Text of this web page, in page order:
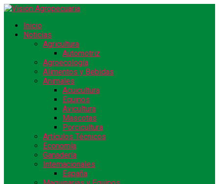
Inicio
Noticias
Agricultura
Automotriz
Agroecología
Alimentos y Bebidas
Animales
Acuicultura
Equinos
Avicultura
Mascotas
Porcicultura
Artículos Técnicos
Economía
Ganadería
Internacionales
España